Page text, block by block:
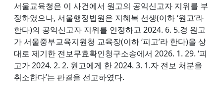
서울교육청은 이 사건에서 원고의 공익신고자 지위를 부
정하였으나, 서울행정법원은 지혜복 선생(이하 ‘원고’라
한다)의 공익신고자 지위를 인정하고 2024. 6. 5.경 원고
가 서울중부교육지원청 교육장(이하 ‘피고’라 한다)을 상
대로 제기한 전보무효확인청구소송에서 2026. 1. 29. ‘피
고가 2024. 2. 2. 원고에게 한 2024. 3. 1.자 전보 처분을
취소한다’는 판결을 선고하였다.